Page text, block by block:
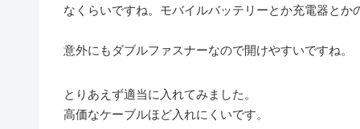
なくらいですね。モバイルバッテリーとか充電器とか
意外にもダブルファスナーなので開けやすいですね。
とりあえず適当に入れてみました。
高価なケーブルほど入れにくいです。